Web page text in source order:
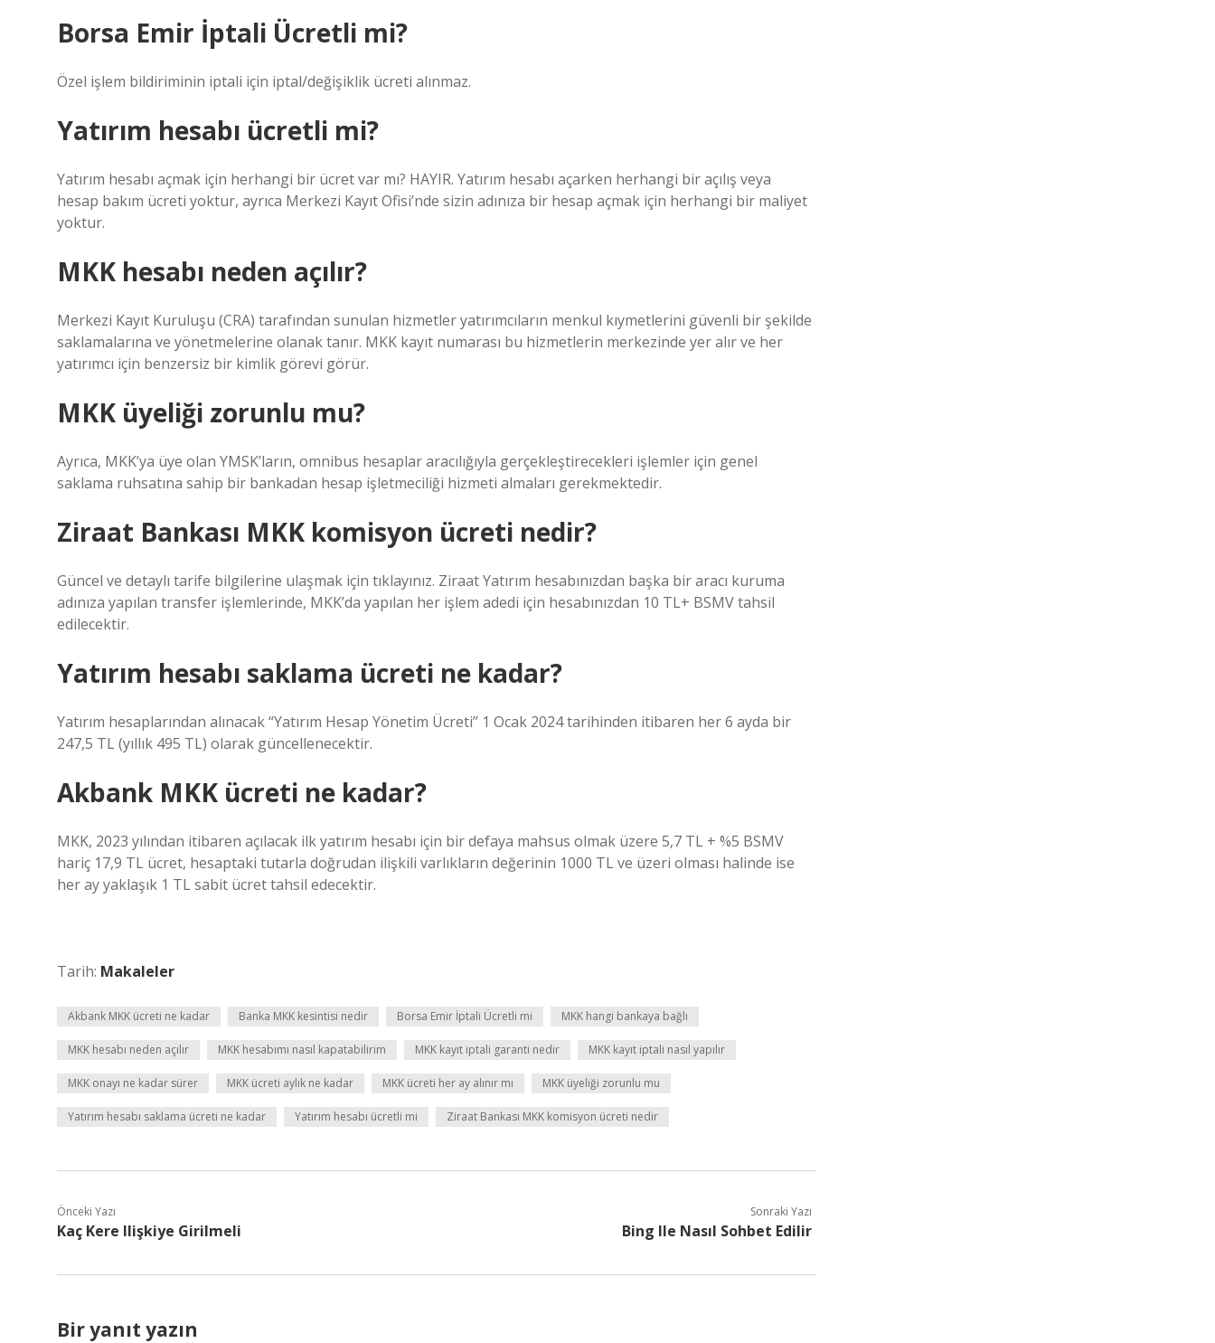
Borsa Emir İptali Ücretli mi?
Özel işlem bildiriminin iptali için iptal/değişiklik ücreti alınmaz.
Yatırım hesabı ücretli mi?
Yatırım hesabı açmak için herhangi bir ücret var mı? HAYIR. Yatırım hesabı açarken herhangi bir açılış veya
hesap bakım ücreti yoktur, ayrıca Merkezi Kayıt Ofisi’nde sizin adınıza bir hesap açmak için herhangi bir maliyet
yoktur.
MKK hesabı neden açılır?
Merkezi Kayıt Kuruluşu (CRA) tarafından sunulan hizmetler yatırımcıların menkul kıymetlerini güvenli bir şekilde
saklamalarına ve yönetmelerine olanak tanır. MKK kayıt numarası bu hizmetlerin merkezinde yer alır ve her
yatırımcı için benzersiz bir kimlik görevi görür.
MKK üyeliği zorunlu mu?
Ayrıca, MKK’ya üye olan YMSK’ların, omnibus hesaplar aracılığıyla gerçekleştirecekleri işlemler için genel
saklama ruhsatına sahip bir bankadan hesap işletmeciliği hizmeti almaları gerekmektedir.
Ziraat Bankası MKK komisyon ücreti nedir?
Güncel ve detaylı tarife bilgilerine ulaşmak için tıklayınız. Ziraat Yatırım hesabınızdan başka bir aracı kuruma
adınıza yapılan transfer işlemlerinde, MKK’da yapılan her işlem adedi için hesabınızdan 10 TL+ BSMV tahsil
edilecektir.
Yatırım hesabı saklama ücreti ne kadar?
Yatırım hesaplarından alınacak “Yatırım Hesap Yönetim Ücreti” 1 Ocak 2024 tarihinden itibaren her 6 ayda bir
247,5 TL (yıllık 495 TL) olarak güncellenecektir.
Akbank MKK ücreti ne kadar?
MKK, 2023 yılından itibaren açılacak ilk yatırım hesabı için bir defaya mahsus olmak üzere 5,7 TL + %5 BSMV
hariç 17,9 TL ücret, hesaptaki tutarla doğrudan ilişkili varlıkların değerinin 1000 TL ve üzeri olması halinde ise
her ay yaklaşık 1 TL sabit ücret tahsil edecektir.
Tarih: Makaleler
Akbank MKK ücreti ne kadar Banka MKK kesintisi nedir Borsa Emir İptali Ücretli mi MKK hangi bankaya bağlı
MKK hesabı neden açılır MKK hesabımı nasıl kapatabilirim MKK kayıt iptali garanti nedir MKK kayıt iptali nasıl yapılır
MKK onayı ne kadar sürer MKK ücreti aylık ne kadar MKK ücreti her ay alınır mı MKK üyeliği zorunlu mu
Yatırım hesabı saklama ücreti ne kadar Yatırım hesabı ücretli mi Ziraat Bankası MKK komisyon ücreti nedir
Önceki Yazı
Kaç Kere Ilişkiye Girilmeli
Sonraki Yazı
Bing Ile Nasıl Sohbet Edilir
Bir yanıt yazın